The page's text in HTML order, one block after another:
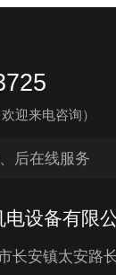
迎来电咨询）
后在线服务
设备有限
长安镇太安路